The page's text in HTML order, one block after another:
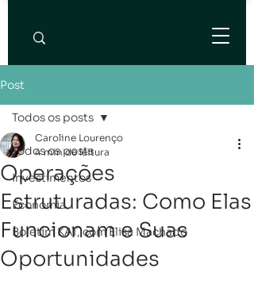
Post
Todos os posts
Investimentos
Economia
Boletim KAT, com Elisa Machado
Todos os posts
Operações
Estruturadas: Como Elas
Funcionam e Suas
Oportunidades
Caroline Lourenço
4 min de leitura